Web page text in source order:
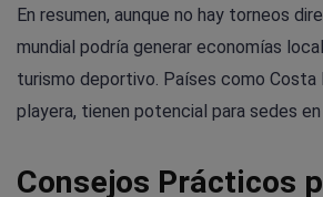
En resumen, aunque no hay torneos
mundial podría generar economías
turismo deportivo. Países como Costa
playera, tienen potencial para sedes
Consejos Prácticos